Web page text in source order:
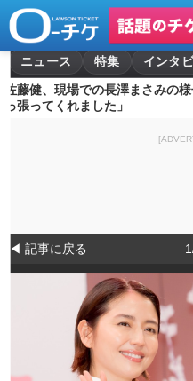
ニュース 特集 インタ
佐藤健、現場での長澤まさみの
っ張ってくれました」
◀ 記事に戻る